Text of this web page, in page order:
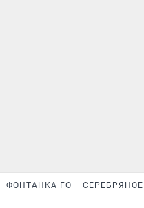
ФОНТАНКА ГО